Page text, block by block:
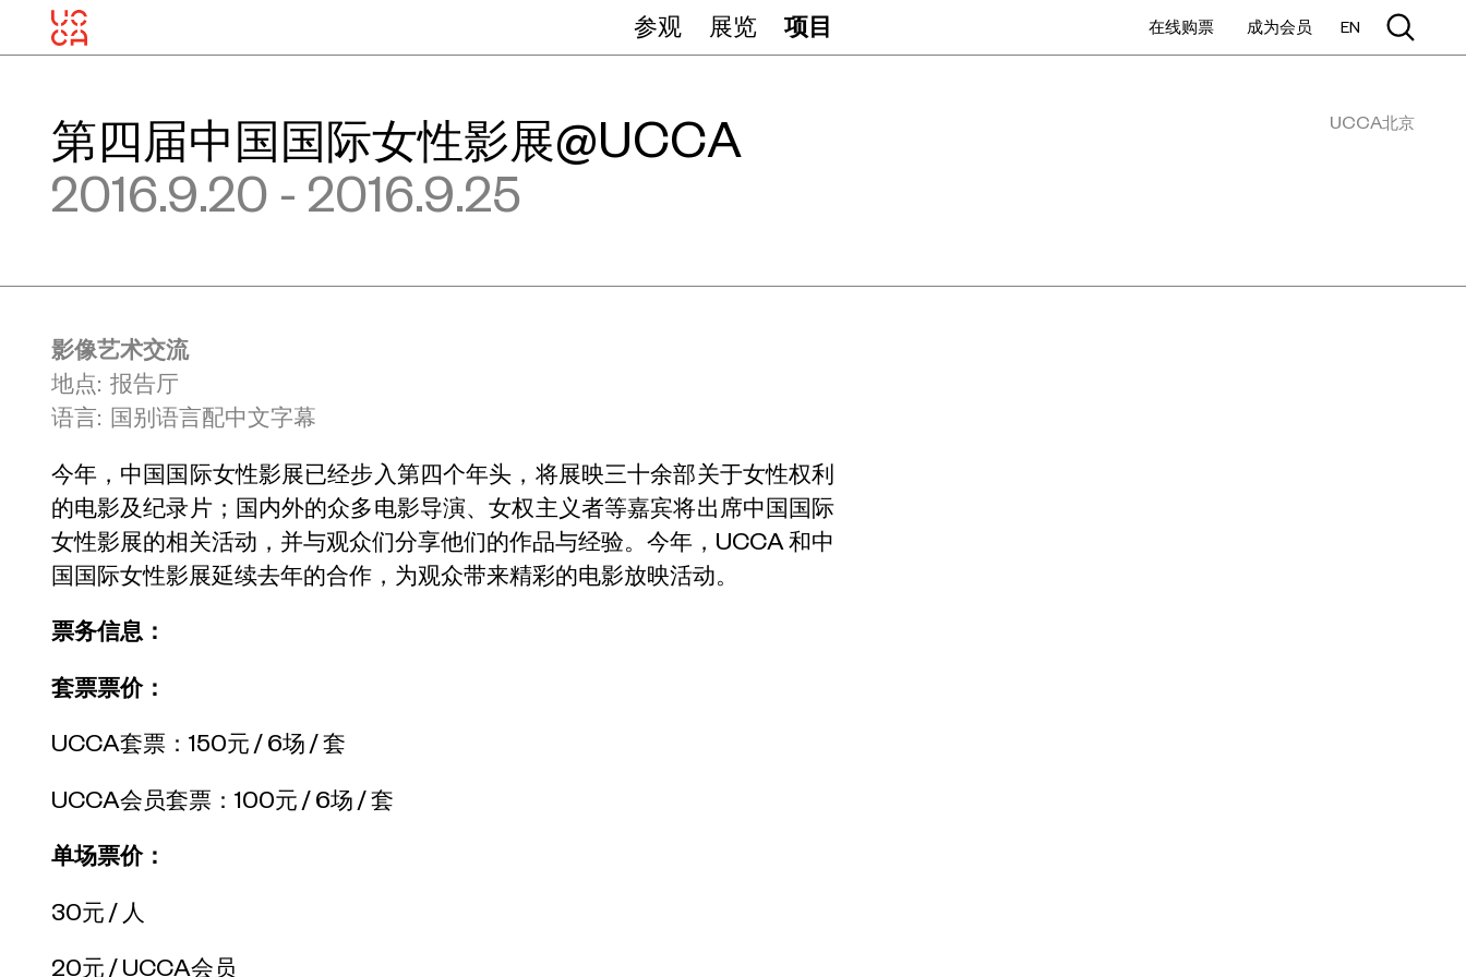
参观 展览 项目 在线购票 成为会员 EN
UCCA北京
第四届中国国际女性影展@UCCA
2016.9.20 - 2016.9.25
影像艺术交流
地点: 报告厅
语言: 国别语言配中文字幕
今年，中国国际女性影展已经步入第四个年头，将展映三十余部关于女性权利
的电影及纪录片；国内外的众多电影导演、女权主义者等嘉宾将出席中国国际
女性影展的相关活动，并与观众们分享他们的作品与经验。今年，UCCA 和中
国国际女性影展延续去年的合作，为观众带来精彩的电影放映活动。
票务信息：
套票票价：
UCCA套票：150元 / 6场 / 套
UCCA会员套票：100元 / 6场 / 套
单场票价：
30元 / 人
20元 / UCCA会员